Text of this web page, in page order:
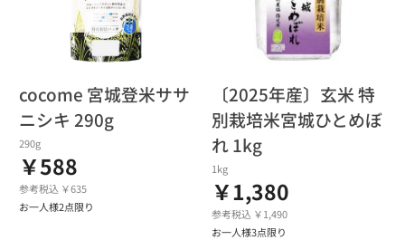
cocome 宮城登米ササ
ニシキ 290g
290g
￥588
参考税込 ￥635
お一人様2点限り
〔2025年産〕玄米 特
別栽培米宮城ひとめぼ
れ 1kg
1kg
￥1,380
参考税込 ￥1,490
お一人様3点限り